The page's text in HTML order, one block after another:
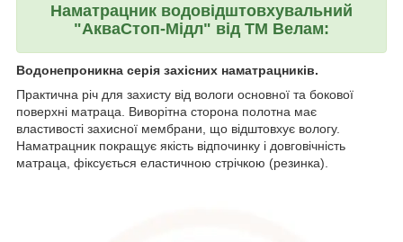
Наматрацник водовідштовхувальний
"АкваСтоп-Мідл" від ТМ Велам:
Водонепроникна серія захісних наматрацників.
Практична річ для захисту від вологи основної та бокової
поверхні матраца. Виворітна сторона полотна має
властивості захисної мембрани, що відштовхує вологу.
Наматрацник покращує якість відпочинку і довговічність
матраца, фіксується еластичною стрічкою (резинка).